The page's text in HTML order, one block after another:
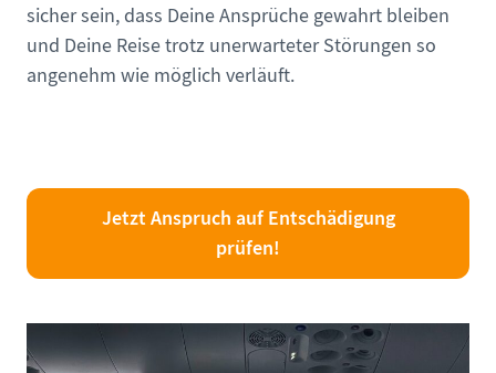
sicher sein, dass Deine Ansprüche gewahrt bleiben
und Deine Reise trotz unerwarteter Störungen so
angenehm wie möglich verläuft.
Jetzt Anspruch auf Entschädigung
prüfen!